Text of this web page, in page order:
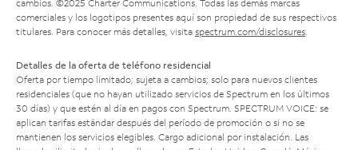
cambios. ©2025 Charter Communications. Todas las demás marcas
comerciales y los logotipos presentes aquí son propiedad de sus respectivos
titulares. Para conocer más detalles, visita spectrum.com/disclosures
Detalles de la oferta de teléfono residencial
Oferta por tiempo limitado; sujeta a cambios; solo para nuevos clientes
residenciales (que no hayan utilizado servicios de Spectrum en los últimos
30 días) y que estén al día en pagos con Spectrum. SPECTRUM VOICE: se
aplican tarifas estándar después del período de promoción o si no se
mantienen los servicios elegibles. Cargo adicional por instalación. Las